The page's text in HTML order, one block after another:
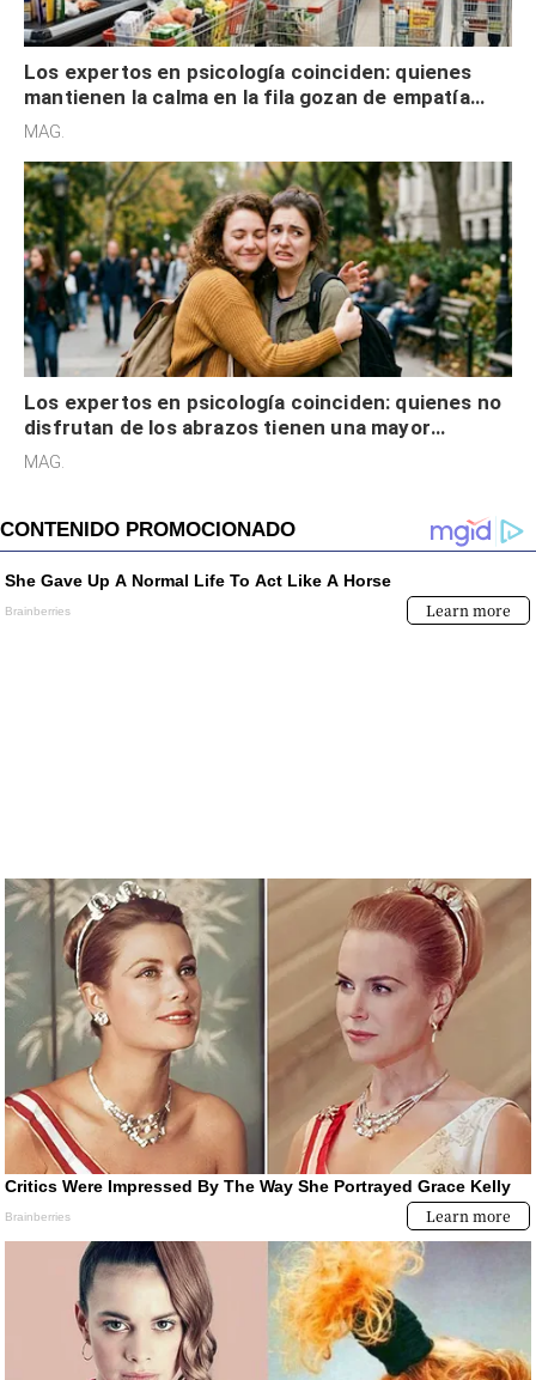
Los expertos en psicología coinciden: quienes
mantienen la calma en la fila gozan de empatía
cognitiva, gratitud y no solo tienen autocontrol
MAG.
Los expertos en psicología coinciden: quienes no
disfrutan de los abrazos tienen una mayor
sensibilidad a los estímulos físicos y no es por
MAG.